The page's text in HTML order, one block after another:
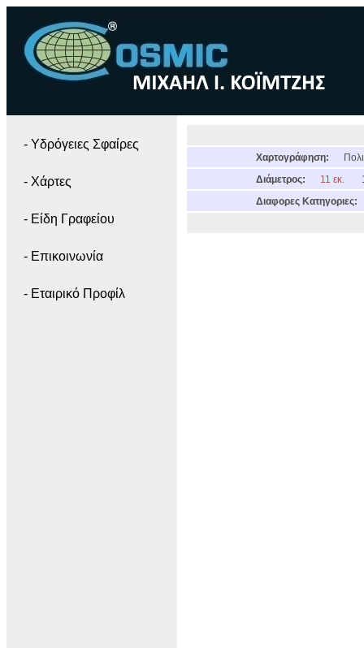
- Yδρόγειες Σφαίρες
- Χάρτες
- Είδη Γραφείου
- Επικοινωνία
- Εταιρικό Προφίλ
Χαρτογράφηση:
Διάμετρος:
11 εκ.
Διαφορες Κατηγοριες: